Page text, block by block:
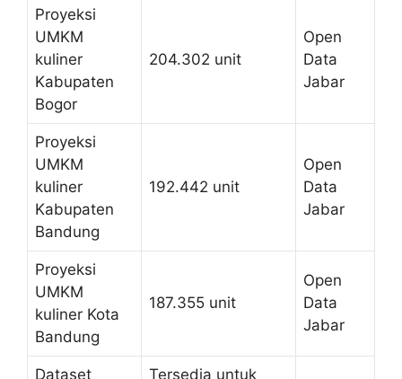
Proyeksi
UMKM
kuliner
Kabupaten
Bogor
204.302 unit
Open
Data
Jabar
Proyeksi
UMKM
kuliner
Kabupaten
Bandung
192.442 unit
Open
Data
Jabar
Proyeksi
UMKM
kuliner Kota
Bandung
187.355 unit
Open
Data
Jabar
Dataset
Tersedia untuk